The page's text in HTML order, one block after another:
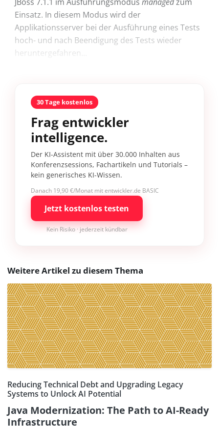
Einsatz. In diesem Modus wird der
Applikationsserver bei der Ausführung eines Tests
hoch- und nach Beendigung des Tests wieder
heruntergefahren...
30 Tage kostenlos
Frag entwickler
intelligence.
Der KI-Assistent mit über 30.000 Inhalten aus
Konferenzsessions, Fachartikeln und Tutorials –
kein generisches KI-Wissen.
Danach 19,90 €/Monat mit entwickler.de BASIC
Jetzt kostenlos testen
Kein Risiko · jederzeit kündbar
Weitere Artikel zu diesem Thema
Reducing Technical Debt and Upgrading Legacy
Systems to Unlock AI Potential
Java Modernization: The Path to AI-Ready
Infrastructure